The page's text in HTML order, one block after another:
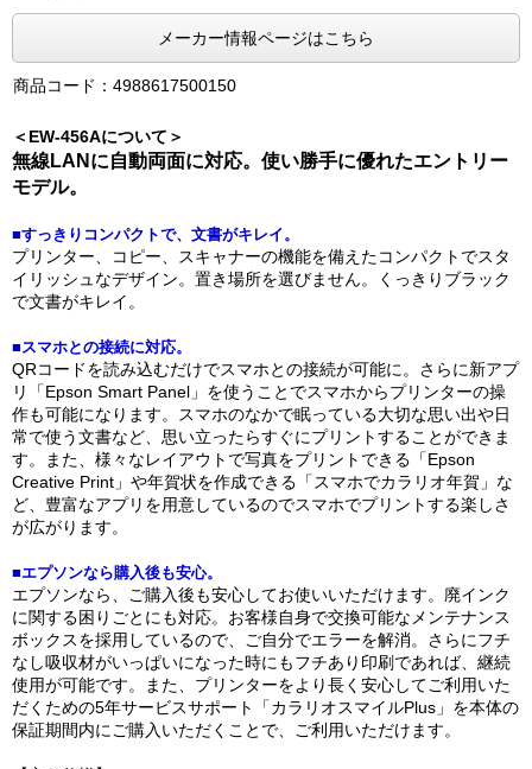
メーカー情報ページはこちら
商品コード：4988617500150
＜EW-456Aについて＞
無線LANに自動両面に対応。使い勝手に優れたエントリー
モデル。
■すっきりコンパクトで、文書がキレイ。
プリンター、コピー、スキャナーの機能を備えたコンパクトでスタ
イリッシュなデザイン。置き場所を選びません。くっきりブラック
で文書がキレイ。
■スマホとの接続に対応。
QRコードを読み込むだけでスマホとの接続が可能に。さらに新アプ
リ「Epson Smart Panel」を使うことでスマホからプリンターの操
作も可能になります。スマホのなかで眠っている大切な思い出や日
常で使う文書など、思い立ったらすぐにプリントすることができま
す。また、様々なレイアウトで写真をプリントできる「Epson
Creative Print」や年賀状を作成できる「スマホでカラリオ年賀」な
ど、豊富なアプリを用意しているのでスマホでプリントする楽しさ
が広がります。
■エプソンなら購入後も安心。
エプソンなら、ご購入後も安心してお使いいただけます。廃インク
に関する困りごとにも対応。お客様自身で交換可能なメンテナンス
ボックスを採用しているので、ご自分でエラーを解消。さらにフチ
なし吸収材がいっぱいになった時にもフチあり印刷であれば、継続
使用が可能です。また、プリンターをより長く安心してご利用いた
だくための5年サービスサポート「カラリオスマイルPlus」を本体の
保証期間内にご購入いただくことで、ご利用いただけます。